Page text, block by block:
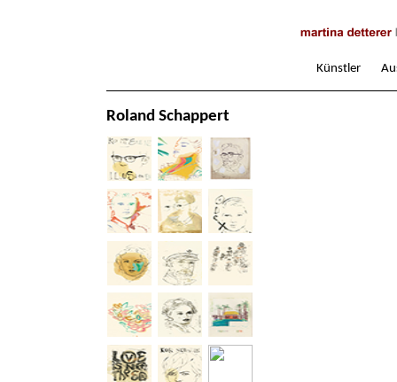
Künstler
Roland Schappert